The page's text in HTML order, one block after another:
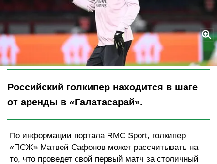
Legion-Media
Российский голкипер находится в шаге
от аренды в «Галатасарай».
По информации портала RMC Sport, голкипер
«ПСЖ» Матвей Сафонов может рассчитывать на
то, что проведет свой первый матч за столичный